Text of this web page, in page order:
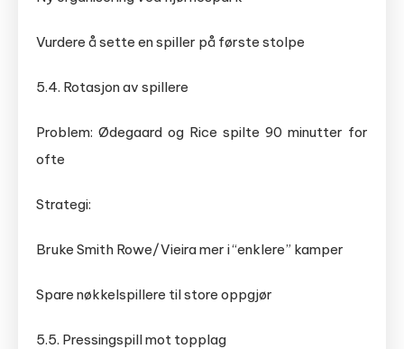
Vurdere å sette en spiller på første stolpe
5.4. Rotasjon av spillere
Problem: Ødegaard og Rice spilte 90 minutter for
ofte
Strategi:
Bruke Smith Rowe/Vieira mer i “enklere” kamper
Spare nøkkelspillere til store oppgjør
5.5. Pressingspill mot topplag